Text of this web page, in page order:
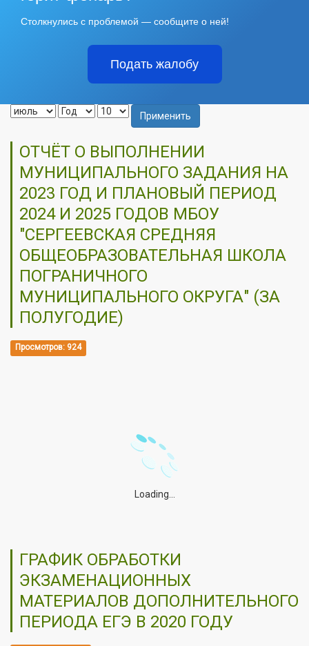
Столкнулись с проблемой — сообщите о ней!
Подать жалобу
Применить
ОТЧЁТ О ВЫПОЛНЕНИИ
МУНИЦИПАЛЬНОГО ЗАДАНИЯ НА
2023 ГОД И ПЛАНОВЫЙ ПЕРИОД
2024 И 2025 ГОДОВ МБОУ
"СЕРГЕЕВСКАЯ СРЕДНЯЯ
ОБЩЕОБРАЗОВАТЕЛЬНАЯ ШКОЛА
ПОГРАНИЧНОГО
МУНИЦИПАЛЬНОГО ОКРУГА" (ЗА
ПОЛУГОДИЕ)
Просмотров: 924
Loading...
ГРАФИК ОБРАБОТКИ
ЭКЗАМЕНАЦИОННЫХ
МАТЕРИАЛОВ ДОПОЛНИТЕЛЬНОГО
ПЕРИОДА ЕГЭ В 2020 ГОДУ